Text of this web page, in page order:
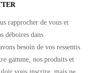
rapprocher de vous et
déboires dans
besoin de vos ressentis
gamme, nos produits et